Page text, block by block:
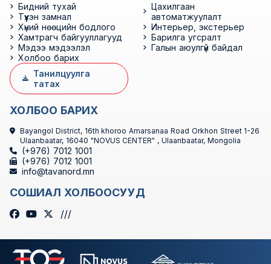
Бидний тухай
Түүхэн замнал
Хүний нөөцийн бодлого
Хамтрагч байгууллагууд
Мэдээ мэдээлэл
Холбоо барих
Танилцуулга
татах
Цахилгаан
автоматжуулалт
Интерьер, экстерьер
Барилга угсралт
Галын аюулгүй байдал
ХОЛБОО БАРИХ
Bayangol District, 16th khoroo Amarsanaa Road Orkhon Street 1-26
Ulaanbaatar, 16040 "NOVUS CENTER" , Ulaanbaatar, Mongolia
(+976) 7012 1001
(+976) 7012 1001
info@tavanord.mn
СОШИАЛ ХОЛБООСУУД
///